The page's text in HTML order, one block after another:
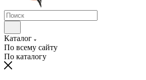
Каталог
По всему сайту
По каталогу